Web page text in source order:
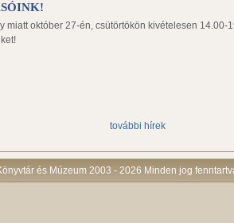
miatt október 27-én, csütörtökön kivételesen 14.00-
további hírek
és Múzeum 2003 - 2026 Minden jog